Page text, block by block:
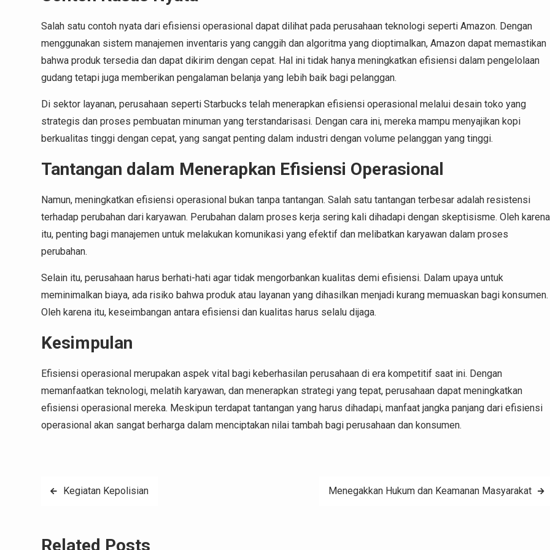
Salah satu contoh nyata dari efisiensi operasional dapat dilihat pada perusahaan teknologi seperti Amazon. Dengan
menggunakan sistem manajemen inventaris yang canggih dan algoritma yang dioptimalkan, Amazon dapat memastikan
bahwa produk tersedia dan dapat dikirim dengan cepat. Hal ini tidak hanya meningkatkan efisiensi dalam pengelolaan
gudang tetapi juga memberikan pengalaman belanja yang lebih baik bagi pelanggan.
Di sektor layanan, perusahaan seperti Starbucks telah menerapkan efisiensi operasional melalui desain toko yang
strategis dan proses pembuatan minuman yang terstandarisasi. Dengan cara ini, mereka mampu menyajikan kopi
berkualitas tinggi dengan cepat, yang sangat penting dalam industri dengan volume pelanggan yang tinggi.
Tantangan dalam Menerapkan Efisiensi Operasional
Namun, meningkatkan efisiensi operasional bukan tanpa tantangan. Salah satu tantangan terbesar adalah resistensi
terhadap perubahan dari karyawan. Perubahan dalam proses kerja sering kali dihadapi dengan skeptisisme. Oleh karena
itu, penting bagi manajemen untuk melakukan komunikasi yang efektif dan melibatkan karyawan dalam proses
perubahan.
Selain itu, perusahaan harus berhati-hati agar tidak mengorbankan kualitas demi efisiensi. Dalam upaya untuk
meminimalkan biaya, ada risiko bahwa produk atau layanan yang dihasilkan menjadi kurang memuaskan bagi konsumen.
Oleh karena itu, keseimbangan antara efisiensi dan kualitas harus selalu dijaga.
Kesimpulan
Efisiensi operasional merupakan aspek vital bagi keberhasilan perusahaan di era kompetitif saat ini. Dengan
memanfaatkan teknologi, melatih karyawan, dan menerapkan strategi yang tepat, perusahaan dapat meningkatkan
efisiensi operasional mereka. Meskipun terdapat tantangan yang harus dihadapi, manfaat jangka panjang dari efisiensi
operasional akan sangat berharga dalam menciptakan nilai tambah bagi perusahaan dan konsumen.
PostKegiatan Kepolisian Menegakkan Hukum dan Keamanan Masyarakat
Related Posts